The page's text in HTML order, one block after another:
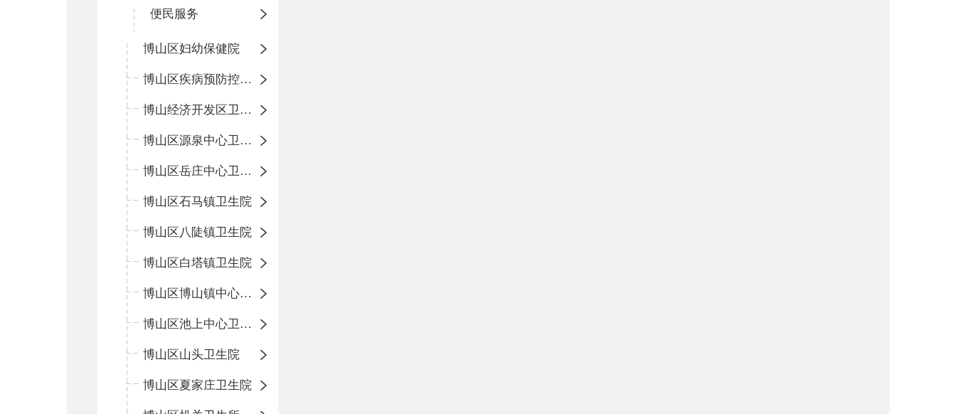
便民服务
博山区妇幼保健院
博山区疾病预防控制中心
博山经济开发区卫生院
博山区源泉中心卫生院（博山区第二人民医院）
博山区岳庄中心卫生院
博山区石马镇卫生院
博山区八陡镇卫生院
博山区白塔镇卫生院
博山区博山镇中心卫生院（南院区、北院区）
博山区池上中心卫生院
博山区山头卫生院
博山区夏家庄卫生院